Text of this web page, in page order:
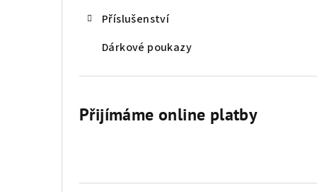
Příslušenství
Dárkové poukazy
Přijímáme online platby